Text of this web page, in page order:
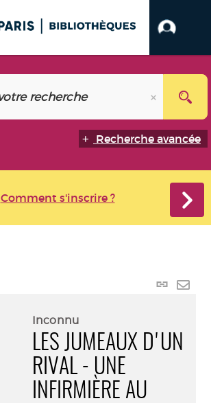
Recherche avancée
Comment s'inscrire ?
Lien
Inconnu
LES JUMEAUX D'UN
RIVAL - UNE
INFIRMIÈRE AU